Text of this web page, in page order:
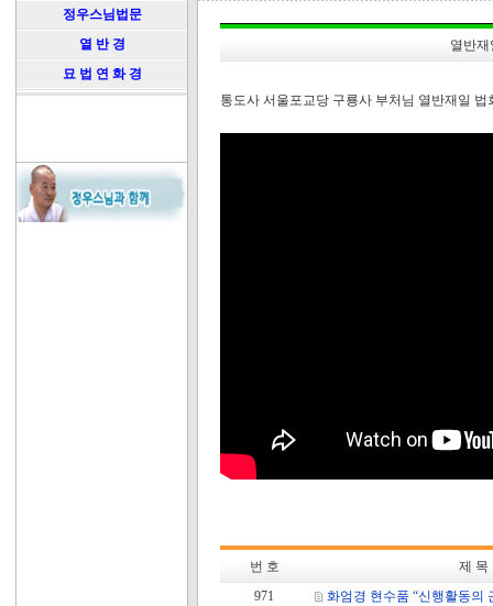
정우스님법문
열 반 경
묘 법 연 화 경
열반재
통도사 서울포교당 구룡사 부처님 열반재일 법
번 호
제 목
971
화엄경 현수품 “신행활동의